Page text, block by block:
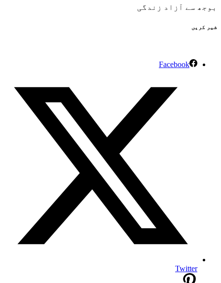
بوجھ سے آزاد زندگی
شیر کریں
Facebook
Twitter